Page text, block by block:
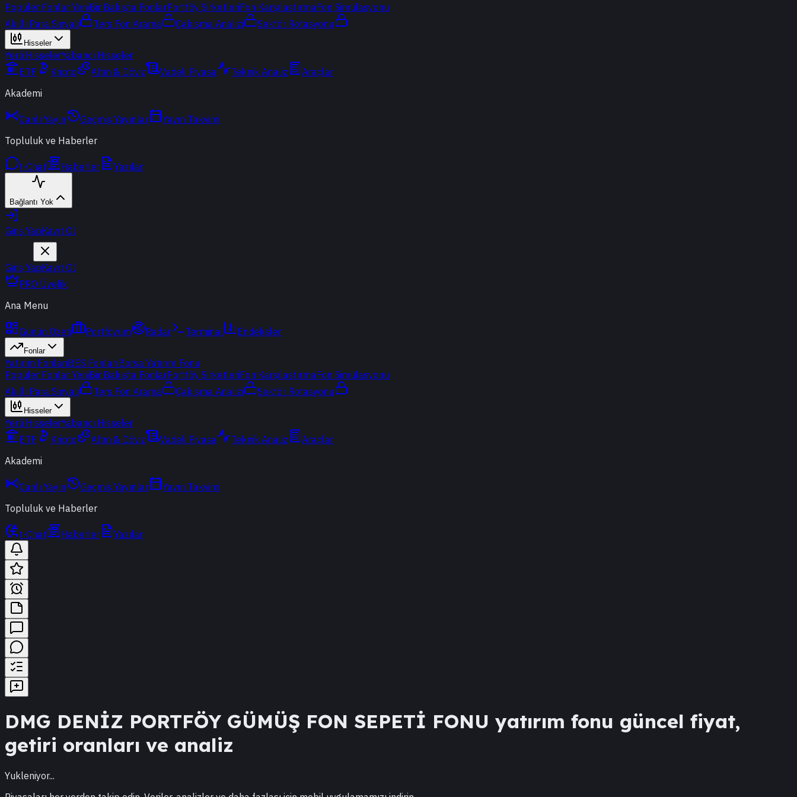
Popüler Fonlar YeniBir Bakışta FonlarPortföy ŞirketleriFon KarşılaştırmaFon Simülasyonu
Akıllı Para Sinyali
Ters Fon Arama Çakışma Analizi Sektör Rotasyonu
Hisseler
Yerli HisselerYabancı Hisseler
ETF
Kripto Altın & Döviz Vadeli Piyasa Teknik Analiz
Araçlar
Akademi
Canlı Yayın Geçmiş Yayınlar
Yayın Takvimi
Topluluk ve Haberler
t-Chat Haberler Yazılar
Bağlantı Yok
Giriş YapKayıt Ol
Giriş YapKayıt Ol
PRO Üyelik
Ana Menu
Günün Özeti Portföyüm Radar Terminal Endeksler
Fonlar
Yatırım FonlarıBES FonlarıBorsa Yatırım Fonu
Popüler Fonlar YeniBir Bakışta FonlarPortföy ŞirketleriFon KarşılaştırmaFon Simülasyonu
Akıllı Para Sinyali
Ters Fon Arama Çakışma Analizi Sektör Rotasyonu
Hisseler
Yerli HisselerYabancı Hisseler
ETF
Kripto Altın & Döviz Vadeli Piyasa Teknik Analiz
Araçlar
Akademi
Canlı Yayın Geçmiş Yayınlar
Yayın Takvimi
Topluluk ve Haberler
t-Chat Haberler Yazılar
DMG DENİZ PORTFÖY GÜMÜŞ FON SEPETİ FONU yatırım fonu güncel fiyat,
getiri oranları ve analiz
Yukleniyor...